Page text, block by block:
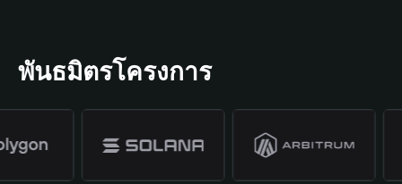
พันธมิตรโครงการ